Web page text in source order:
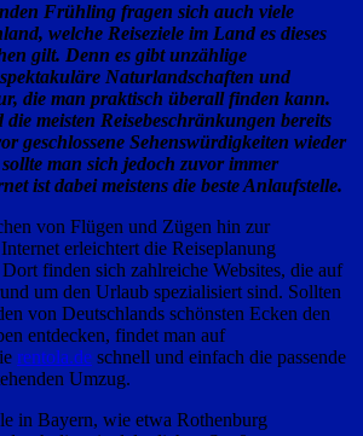
Frühling fragen sich auch viele
welche Reiseziele im Land es dieses
gilt. Denn es gibt unzählige
Naturlandschaften und
die man praktisch überall finden kann.
meisten Reisebeschränkungen bereits
geschlossene Sehenswürdigkeiten wieder
man sich jedoch zuvor immer
ist dabei meistens die beste Anlaufstelle.
von Flügen und Zügen hin zur
erleichtert die Reiseplanung
finden sich zahlreiche Websites, die auf
um den Urlaub spezialisiert sind. Sollten
von Deutschlands schönsten Ecken den
entdecken, findet man auf
rentola.de schnell und einfach die passende
Umzug.